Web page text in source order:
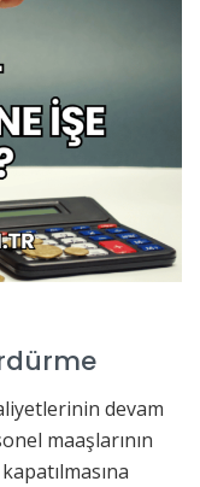
devam
maaşlarının